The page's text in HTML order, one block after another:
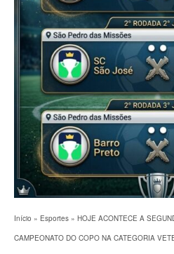
Início » Esportes » HOJE ACONTECE A
CAMPEONATO DO COPO NA CATEGORIA